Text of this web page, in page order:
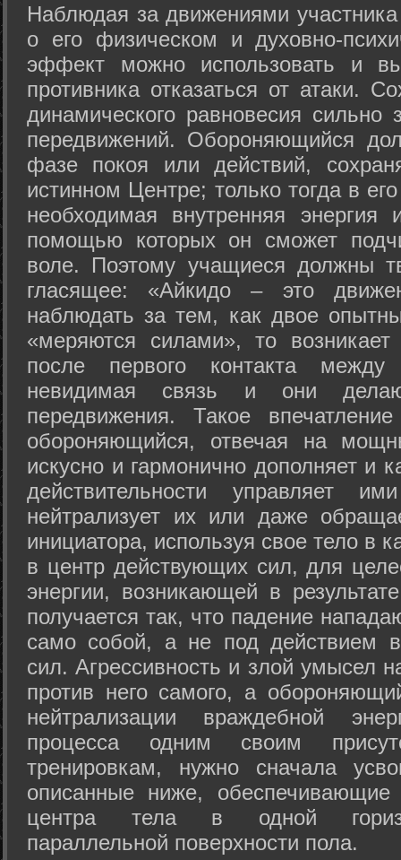
Hаблюдая за движениями
о его физическом и духовно-
эффект можно использовать и
противника отказаться от атаки.
динамического равновесия сильно
передвижений. Обороняющийся
фазе покоя или действий,
истинном Центре; только тогда в
необходимая внутренняя
помощью которых он сможет
воле. Поэтому учащиеся должны
гласящее: «Айкидо – это
наблюдать за тем, как двое
«меряются силами», то возникает
после первого контакта
невидимая связь и они
передвижения. Такое
обороняющийся, отвечая на
искусно и гармонично дополняет и
действительности управляет
нейтрализует их или даже
инициатора, используя свое тело в
в центр действующих сил, для
энергии, возникающей в
получается так, что падение
само собой, а не под действием
сил. Агрессивность и злой умысел
против него самого, а
нейтрализации враждебной
процесса одним своим
тренировкам, нужно сначала
описанные ниже, обеспечивающие
центра тела в одной
параллельной поверхности пола.